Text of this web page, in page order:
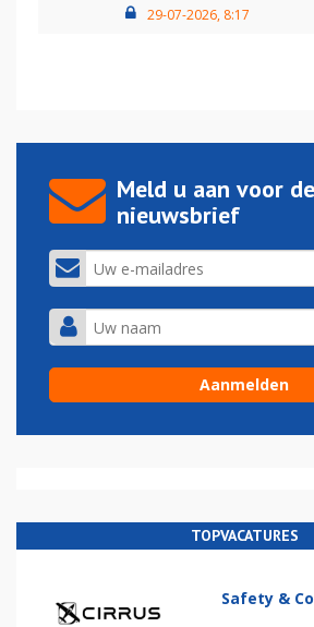
29-07-2026, 8:17
Meld u aan voor de
nieuwsbrief
TOPVACATURES
Safety &